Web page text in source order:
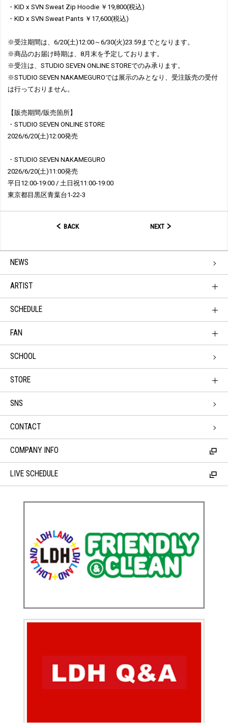
・KID x SVN Sweat Zip Hoodie ￥19,800(税込)
・KID x SVN Sweat Pants ￥17,600(税込)
※受注期間は、6/20(土)12:00～6/30(火)23:59までとなります。
※商品のお届け時期は、8月末を予定しております。
※受注は、STUDIO SEVEN ONLINE STOREでのみ承ります。
※STUDIO SEVEN NAKAMEGUROでは展示のみとなり、受注販売の受付
は行っておりません。
【販売期間/販売箇所】
・STUDIO SEVEN ONLINE STORE
2026/6/20(土)12:00発売
・STUDIO SEVEN NAKAMEGURO
2026/6/20(土)11:00発売
平日12:00-19:00 / 土日祝11:00-19:00
東京都目黒区青葉台1-22-3
BACK NEXT
NEWS
ARTIST
SCHEDULE
FAN
SCHOOL
STORE
SNS
CONTACT
COMPANY INFO
LIVE SCHEDULE